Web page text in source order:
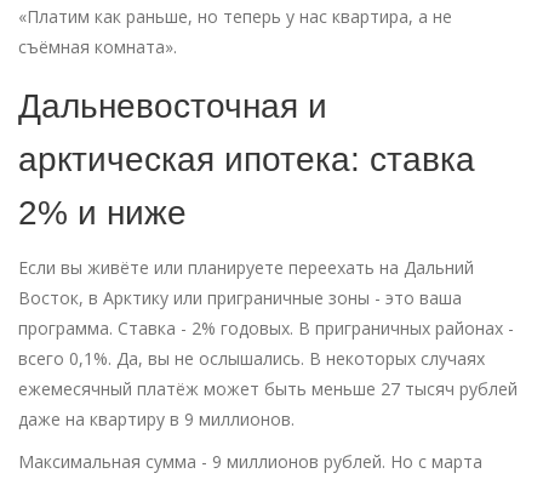
«Платим как раньше, но теперь у нас квартира, а не
съёмная комната».
Дальневосточная и
арктическая ипотека: ставка
2% и ниже
Если вы живёте или планируете переехать на Дальний
Восток, в Арктику или приграничные зоны - это ваша
программа. Ставка - 2% годовых. В приграничных районах -
всего 0,1%. Да, вы не ослышались. В некоторых случаях
ежемесячный платёж может быть меньше 27 тысяч рублей
даже на квартиру в 9 миллионов.
Максимальная сумма - 9 миллионов рублей. Но с марта